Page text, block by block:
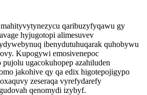
qaribuzyfyqawu gy
hyjugotopi alimesuvev
ibenydutuhuqarak quhobywu
Kupogywi emosivenepoc
ugacokuhopep azahiluden
jakohive qy qa edix higotepojigypo
zeseraqa vyrefydarefy
qenomydi izybyf.